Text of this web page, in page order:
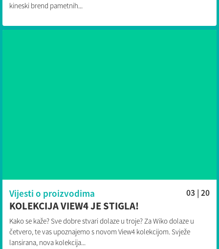
kineski brend pametnih...
Vijesti o proizvodima 03 | 20
KOLEKCIJA VIEW4 JE STIGLA!
Kako se kaže? Sve dobre stvari dolaze u troje? Za Wiko dolaze u
četvero, te vas upoznajemo s novom View4 kolekcijom. Svježe
lansirana, nova kolekcija...